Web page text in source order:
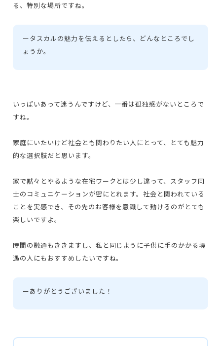
る、特別な場所ですね。
ータスカルの魅力を伝えるとしたら、どんなところでし
ょうか。
いっぱいあって迷うんですけど、一番は孤独感がないところで
すね。
家庭にいたいけど社会とも関わりたい人にとって、とても魅力
的な選択肢だと思います。
家で黙々とやるような在宅ワークとは少し違って、スタッフ同
士のコミュニケーションが密にとれます。社会と関われている
ことを実感でき、その先のお客様を意識して動けるのがとても
楽しいですよ。
時間の融通もききますし、私と同じように子供に手のかかる境
遇の人にもおすすめしたいですね。
ーありがとうございました！